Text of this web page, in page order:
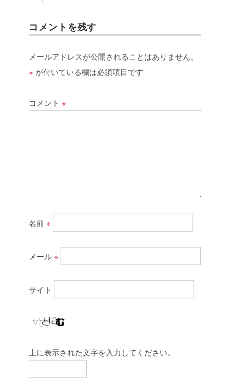
コメントを残す
メールアドレスが公開されることはありません。
※ が付いている欄は必須項目です
コメント ※
名前※
メール※
サイト
上に表示された文字を入力してください。